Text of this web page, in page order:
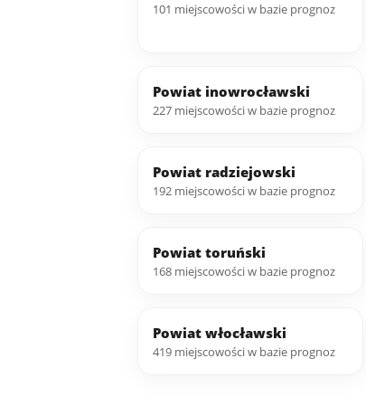
101 miejscowości w bazie prognoz
Powiat inowrocławski
227 miejscowości w bazie prognoz
Powiat radziejowski
192 miejscowości w bazie prognoz
Powiat toruński
168 miejscowości w bazie prognoz
Powiat włocławski
419 miejscowości w bazie prognoz